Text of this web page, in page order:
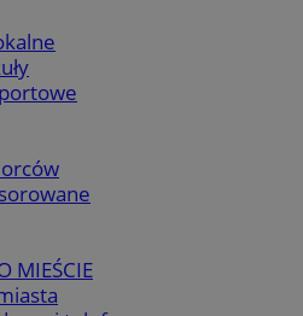
MIEŚCIE